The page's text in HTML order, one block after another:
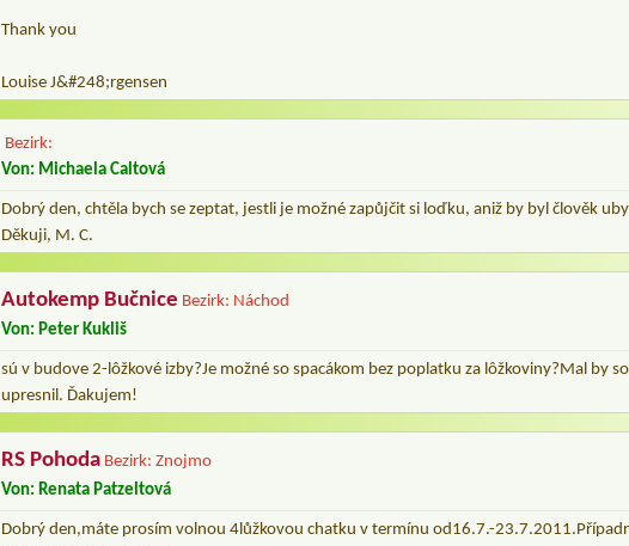
Thank you
Louise J&#248;rgensen
Bezirk:
Von: Michaela Caltová
Dobrý den, chtěla bych se zeptat, jestli je možné zapůjčit si loďku, aniž by byl člověk
Děkuji, M. C.
Autokemp Bučnice Bezirk: Náchod
Von: Peter Kukliš
sú v budove 2-lôžkové izby?Je možné so spacákom bez poplatku za lôžkoviny?Mal by
upresnil. Ďakujem!
RS Pohoda Bezirk: Znojmo
Von: Renata Patzeltová
Dobrý den,máte prosím volnou 4lůžkovou chatku v termínu od16.7.-